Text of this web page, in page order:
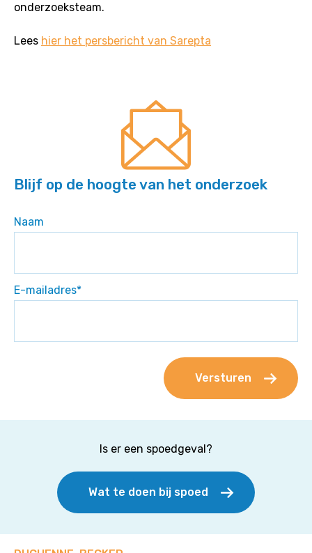
onderzoeksteam.
Lees hier het persbericht van Sarepta
Blijf op de hoogte van het onderzoek
Naam
E-mailadres*
Is er een spoedgeval?
Wat te doen bij spoed